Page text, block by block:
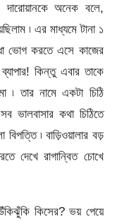
অনেক বলে,
৷ এর মাধ্যমে টানা ১
ভোগ করতে এসে কাজের
কিন্তু এবার তাকে
৷ তার নামে একটা চিঠি
ভালবাসার কথা চিঠিতে
৷ বাড়িওয়ালার বড়
দেখে রাগান্বিত চোখে
কিসের? ভয় পেয়ে